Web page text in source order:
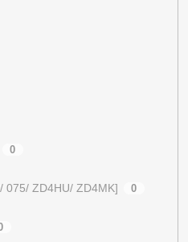
0
075/ ZD4HU/ ZD4MK] 0